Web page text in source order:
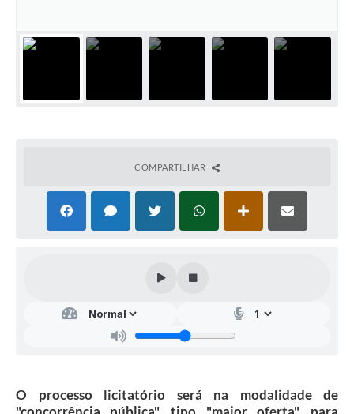
COMPARTILHAR
O processo licitatório será na modalidade de